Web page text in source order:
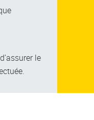
le